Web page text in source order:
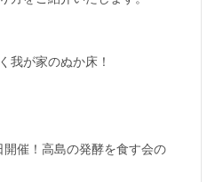
我が家のぬか床！
開催！高島の発酵を食す会の